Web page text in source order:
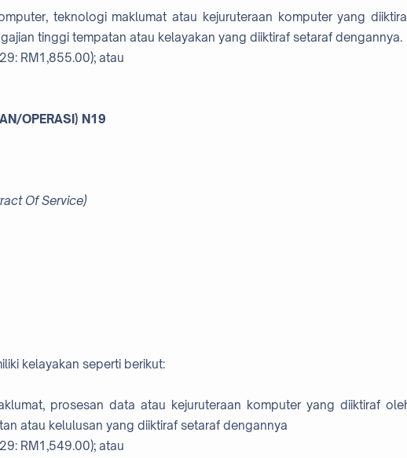
teknologi maklumat atau kejuruteraan komputer yang
tinggi tempatan atau kelayakan yang diiktiraf setaraf dengannya.
RM1,855.00); atau
OPERASI) N19
Of Service)
kelayakan seperti berikut:
prosesan data atau kejuruteraan komputer yang diiktiraf
atau kelulusan yang diiktiraf setaraf dengannya
RM1,549.00); atau